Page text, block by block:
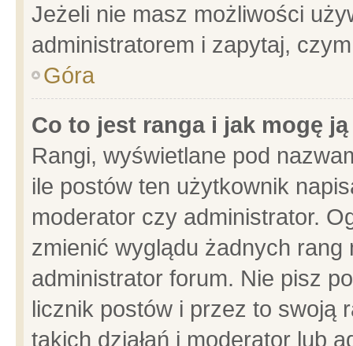
Jeżeli nie masz możliwości
administratorem i zapytaj,
Góra
Co to jest ranga i jak mogę
Rangi, wyświetlane pod
ile postów ten użytkownik
moderator czy administrator.
zmienić wyglądu żadnych
administrator forum. Nie pisz
licznik postów i przez to swoją
takich działań i moderator lub